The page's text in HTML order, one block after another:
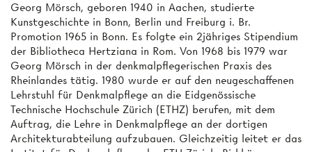
Georg Mörsch, geboren 1940 in Aachen, studierte
Kunstgeschichte in Bonn, Berlin und Freiburg i. Br.
Promotion 1965 in Bonn. Es folgte ein 2jähriges Stipendium
der Bibliotheca Hertziana in Rom. Von 1968 bis 1979 war
Georg Mörsch in der denkmalpflegerischen Praxis des
Rheinlandes tätig. 1980 wurde er auf den neugeschaffenen
Lehrstuhl für Denkmalpflege an die Eidgenössische
Technische Hochschule Zürich (ETHZ) berufen, mit dem
Auftrag, die Lehre in Denkmalpflege an der dortigen
Architekturabteilung aufzubauen. Gleichzeitig leitet er das